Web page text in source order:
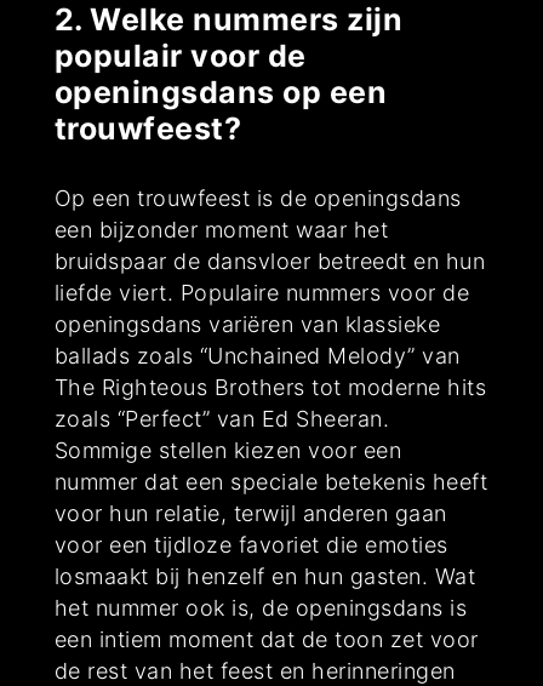
2. Welke nummers zijn
populair voor de
openingsdans op een
trouwfeest?
Op een trouwfeest is de openingsdans
een bijzonder moment waar het
bruidspaar de dansvloer betreedt en hun
liefde viert. Populaire nummers voor de
openingsdans variëren van klassieke
ballads zoals “Unchained Melody” van
The Righteous Brothers tot moderne hits
zoals “Perfect” van Ed Sheeran.
Sommige stellen kiezen voor een
nummer dat een speciale betekenis heeft
voor hun relatie, terwijl anderen gaan
voor een tijdloze favoriet die emoties
losmaakt bij henzelf en hun gasten. Wat
het nummer ook is, de openingsdans is
een intiem moment dat de toon zet voor
de rest van het feest en herinneringen